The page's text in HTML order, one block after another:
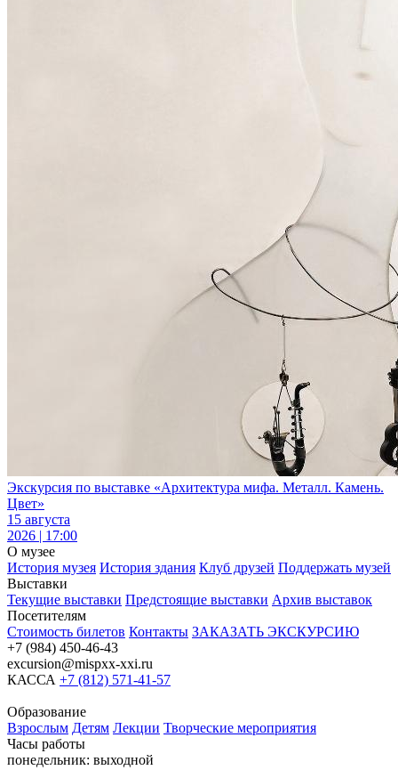
Экскурсия по выставке «Архитектура мифа. Металл. Камень.
Цвет»
15 августа
2026 | 17:00
О музее
История музея История здания Клуб друзей Поддержать музей
Выставки
Текущие выставки Предстоящие выставки Архив выставок
Посетителям
Стоимость билетов Контакты ЗАКАЗАТЬ ЭКСКУРСИЮ
+7 (984) 450-46-43
excursion@mispxx-xxi.ru
КАССА +7 (812) 571-41-57
Образование
Взрослым Детям Лекции Творческие мероприятия
Часы работы
понедельник: выходной